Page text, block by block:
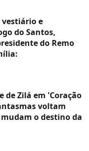
vestiário e
do Santos,
do Remo
de Zilá em 'Coração
voltam
o destino da